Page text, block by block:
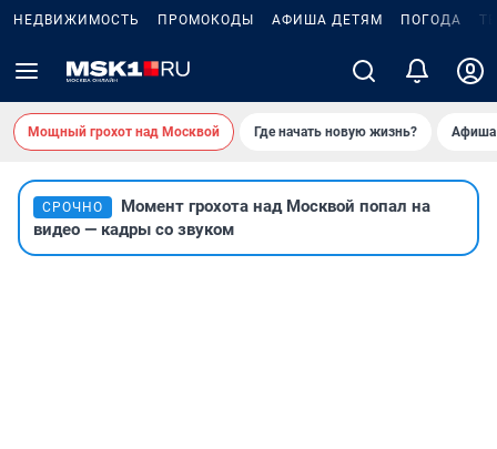
НЕДВИЖИМОСТЬ ПРОМОКОДЫ АФИША ДЕТЯМ ПОГОДА
Мощный грохот над Москвой Где начать новую жизнь? Афиша
СРОЧНО
Момент грохота над Москвой попал на
видео — кадры со звуком